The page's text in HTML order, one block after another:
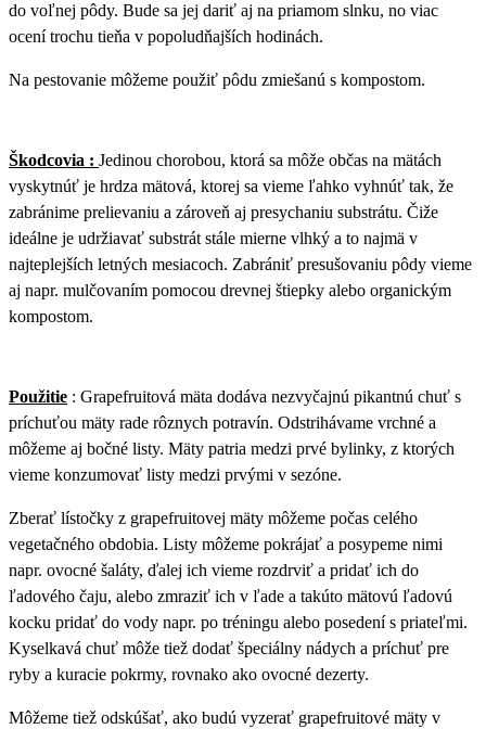
do voľnej pôdy. Bude sa jej dariť aj na priamom slnku, no viac
ocení trochu tieňa v popoludňajších hodinách.
Na pestovanie môžeme použiť pôdu zmiešanú s kompostom.
Škodcovia : Jedinou chorobou, ktorá sa môže občas na mätách
vyskytnúť je hrdza mätová, ktorej sa vieme ľahko vyhnúť tak, že
zabránime prelievaniu a zároveň aj presychaniu substrátu. Čiže
ideálne je udržiavať substrát stále mierne vlhký a to najmä v
najteplejších letných mesiacoch. Zabrániť presušovaniu pôdy vieme
aj napr. mulčovaním pomocou drevnej štiepky alebo organickým
kompostom.
Použitie : Grapefruitová mäta dodáva nezvyčajnú pikantnú chuť s
príchuťou mäty rade rôznych potravín. Odstrihávame vrchné a
môžeme aj bočné listy. Mäty patria medzi prvé bylinky, z ktorých
vieme konzumovať listy medzi prvými v sezóne.
Zberať lístočky z grapefruitovej mäty môžeme počas celého
vegetačného obdobia. Listy môžeme pokrájať a posypeme nimi
napr. ovocné šaláty, ďalej ich vieme rozdrviť a pridať ich do
ľadového čaju, alebo zmraziť ich v ľade a takúto mätovú ľadovú
kocku pridať do vody napr. po tréningu alebo posedení s priateľmi.
Kyselkavá chuť môže tiež dodať špeciálny nádych a príchuť pre
ryby a kuracie pokrmy, rovnako ako ovocné dezerty.
Môžeme tiež odskúšať, ako budú vyzerať grapefruitové mäty v